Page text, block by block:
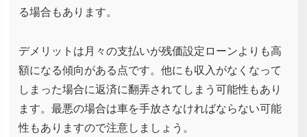
る場合もあります。
デメリットは月々の支払いが残価設定ローンよりも高
額になる傾向がある点です。他にも収入がなくなって
しまった場合に返済に翻弄されてしまう可能性もあり
ます。最悪の場合は車を手放さなければならない可能
性もありますので注意しましょう。